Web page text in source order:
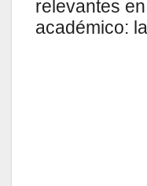
relevantes
académico: la